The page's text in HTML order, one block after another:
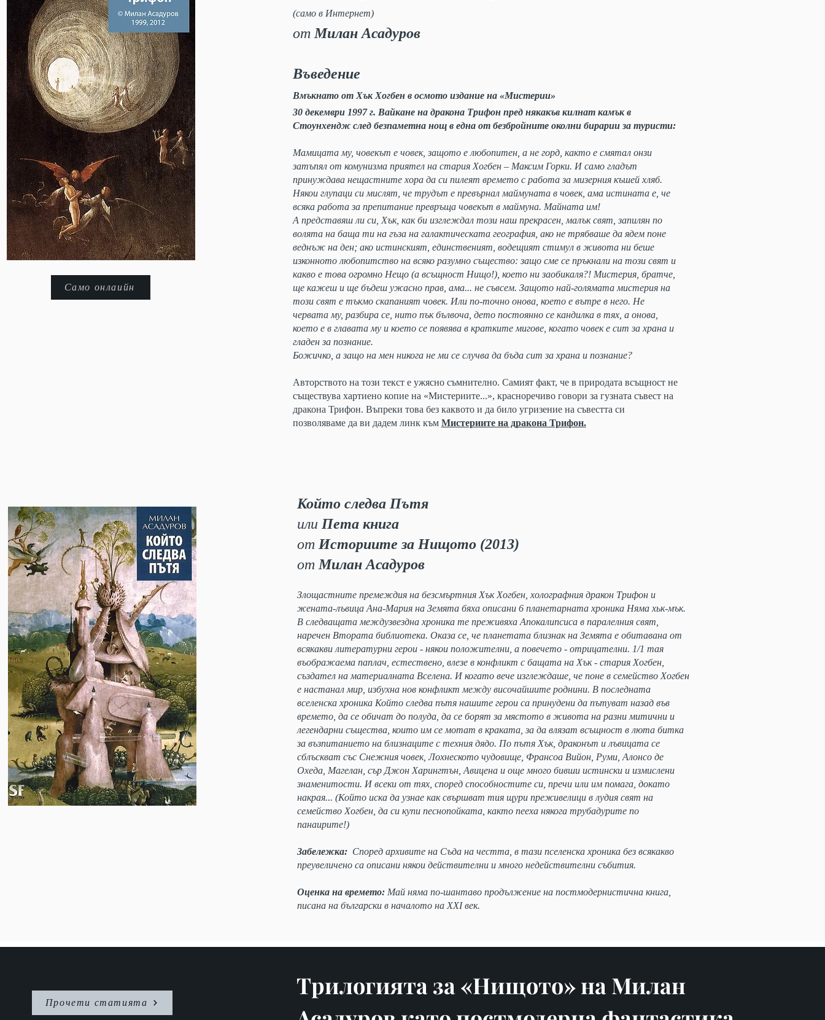
Само онлаийн
(само в Интернет)
от Милан Асадуров
Въведение
Вмъкнато от Хък Хогбен в осмото издание на «Мистерии»
30 декември 1997 г. Вайкане на дракона Трифон пред някакъв килнат камък в
Стоунхендж след безпаметна нощ в една от безбройните околни бирарии за туристи:
Мамицата му, човекът е човек, защото е любопитен, а не горд, както е смятал онзи
затъпял от комунизма приятел на стария Хогбен – Максим Горки. И само гладът
принуждава нещастните хора да си пилеят времето с работа за мизерния къшей хляб.
Някои глупаци си мислят, че трудът е превърнал маймуната в човек, ама истината е, че
всяка работа за препитание превръща човекът в маймуна. Майната им!
А представяш ли си, Хък, как би изглеждал този наш прекрасен, малък свят, запилян по
волята на баща ти на гъза на галактическата география, ако не трябваше да ядем поне
веднъж на ден; ако истинският, единственият, водещият стимул в живота ни беше
изконното любопитство на всяко разумно същество: защо сме се пръкнали на този свят и
какво е това огромно Нещо (а всъщност Нищо!), което ни заобикаля?! Мистерия, братче,
ще кажеш и ще бъдеш ужасно прав, ама... не съвсем. Защото най-голямата мистерия на
този свят е тъкмо скапаният човек. Или по-точно онова, което е вътре в него. Не
червата му, разбира се, нито пък бълвоча, дето постоянно се кандилка в тях, а онова,
което е в главата му и което се появява в кратките мигове, когато човек е сит за храна и
гладен за познание.
Божичко, а защо на мен никога не ми се случва да бъда сит за храна и познание?
Авторството на този текст е ужясно съмнително. Самият факт, че в природата всъщност не
съществува хартиено копие на «Мистериите...», красноречиво говори за гузната съвест на
дракона Трифон. Въпреки това без каквото и да било угризение на съвестта си
позволяваме да ви дадем линк към Мистериите на дракона Трифон.
Който следва Пътя
или Пета книга
от Историите за Нищото (2013)
от Милан Асадуров
Злощастните премеждия на безсмъртния Хък Хогбен, холографния дракон Трифон и
жената-лъвица Ана-Мария на Земята бяха описани 6 планетарната хроника Няма хьк-мък.
В следващата междузвездна хроника те преживяха Апокалипсиса в паралелния свят,
наречен Втората библиотека. Оказа се, че планетата близнак на Земята е обитавана от
всякакви литературни герои - някои положителни, а повечето - отрицателни. 1/1 тая
въображаема паплач, естествено, влезе в конфликт с бащата на Хък - стария Хогбен,
създател на материалната Вселена. И когато вече изглеждаше, че поне в семейство Хогбен
е настанал мир, избухна нов конфликт между височайшите роднини. В последната
вселенска хроника Който следва пътя нашите герои са принудени да пътуват назад във
времето, да се обичат до полуда, да се борят за мястото в живота на разни митични и
легендарни същества, които им се мотат в краката, за да влязат всъщност в люта битка
за възпитанието на близнаците с техния дядо. По пътя Хък, драконът и лъвицата се
сблъскват със Снежния човек, Лохнеското чудовище, Франсоа Вийон, Руми, Алонсо де
Охеда, Магелан, сър Джон Харингтън, Авицена и още много бивши истински и измислени
знаменитости. И всеки от тях, според способностите си, пречи или им помага, докато
накрая... (Който иска да узнае как свършват тия щури преживелици в лудия свят на
семейство Хогбен, да си купи песнопойката, както пееха някога трубадурите по
панаирите!)
Забележка:Според архивите на Съда на честта, в тази пселенска хроника без всякакво
преувеличено са описани някои действителни и много недействителни събития.
Оценка на времето:Май няма по-шантаво продължение на постмодернистична книга,
писана на български в началото на ХХI век.
Прочети статията
Трилогията за «Нищото» на Милан